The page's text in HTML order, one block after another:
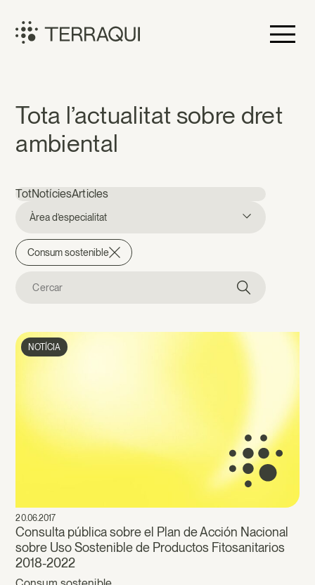
contingut
Notícies
Tota l’actualitat sobre dret
ambiental
TotNotíciesArticles
Àrea d’especialitat
Consum sostenible
NOTÍCIA
20.06.2017
Consulta pública sobre el Plan de Acción Nacional
sobre Uso Sostenible de Productos Fitosanitarios
2018-2022